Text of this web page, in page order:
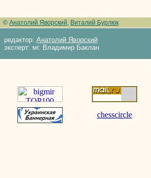
© Анатолий Яворский, Виталий Бурлюк
редактор: Анатолий Яворский
эксперт: мг. Владимир Баклан
chesscircle